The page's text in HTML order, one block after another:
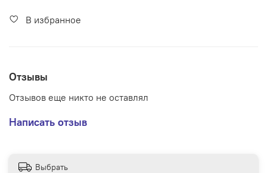
В избранное
Отзывы
Отзывов еще никто не оставлял
Написать отзыв
Выбрать